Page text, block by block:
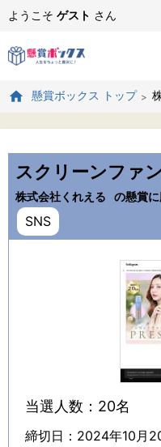
ようこそ ゲスト さん
懸賞ボックス トップ
スクリーンファ
株式会社くれえる の懸賞に
SNS
当選人数：20名
締切日：2024年10月